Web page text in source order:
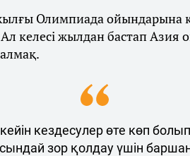
жылғы Олимпиада ойындарына
келесі жылдан бастап
кездесулер өте көп
зор қолдау үшін